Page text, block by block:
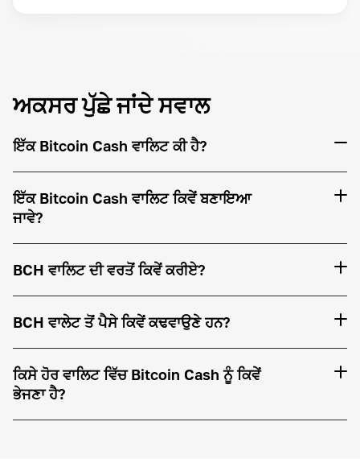
ਅਕਸਰ ਪੁੱਛੇ ਜਾਂਦੇ ਸਵਾਲ
ਇੱਕ Bitcoin Cash ਵਾਲਿਟ ਕੀ ਹੈ?
ਇੱਕ Bitcoin Cash ਵਾਲਿਟ ਕਿਵੇਂ ਬਣਾਇਆ
ਜਾਵੇ?
BCH ਵਾਲਿਟ ਦੀ ਵਰਤੋਂ ਕਿਵੇਂ ਕਰੀਏ?
BCH ਵਾਲੇਟ ਤੋਂ ਪੈਸੇ ਕਿਵੇਂ ਕਢਵਾਉਣੇ ਹਨ?
ਕਿਸੇ ਹੋਰ ਵਾਲਿਟ ਵਿੱਚ Bitcoin Cash ਨੂੰ ਕਿਵੇਂ
ਭੇਜਣਾ ਹੈ?